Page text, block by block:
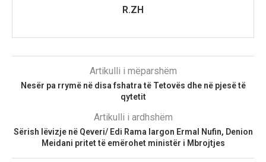
R.ZH
Artikulli i mëparshëm
Nesër pa rrymë në disa fshatra të Tetovës dhe në pjesë të
qytetit
Artikulli i ardhshëm
Sërish lëvizje në Qeveri/ Edi Rama largon Ermal Nufin, Denion
Meidani pritet të emërohet ministër i Mbrojtjes